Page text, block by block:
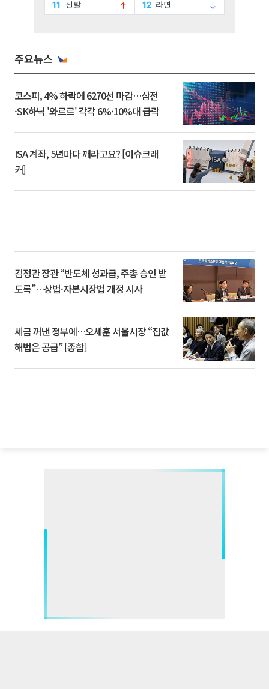
주요뉴스
코스피, 4% 하락에 6270선 마감…삼전
·SK하닉 '와르르' 각각 6%·10%대 급락
ISA 계좌, 5년마다 깨라고요? [이슈크래
커]
김정관 장관 “반도체 성과급, 주총 승인 받
도록”…상법·자본시장법 개정 시사
세금 꺼낸 정부에…오세훈 서울시장 “집값
해법은 공급” [종합]